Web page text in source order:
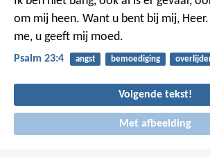
om mij heen. Want u bent bij mij, Heer.
me, u geeft mij moed.
Psalm 23:4 angst bemoediging
Volgende tekst!
Met afbeelding